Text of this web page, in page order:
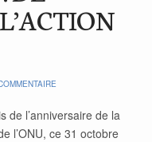
de l’anniversaire de la
l’ONU, ce 31 octobre